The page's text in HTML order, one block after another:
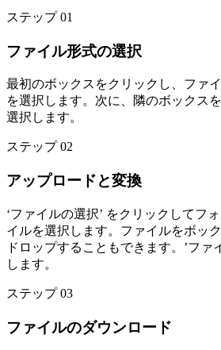
ステップ 01
ファイル形式の選択
最初のボックスをクリックし、ファ
を選択します。次に、隣のボックス
選択します。
ステップ 02
アップロードと変換
‘ファイルの選択’ をクリックしてフ
イルを選択します。ファイルをボッ
ドロップすることもできます。’ファ
します。
ステップ 03
ファイルのダウンロード